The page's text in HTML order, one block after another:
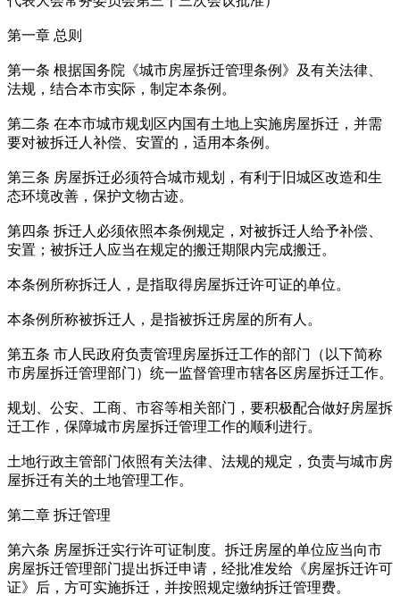
第一章 总则
第一条 根据国务院《城市房屋拆迁管理条例》及有关法律、
法规，结合本市实际，制定本条例。
第二条 在本市城市规划区内国有土地上实施房屋拆迁，并需
要对被拆迁人补偿、安置的，适用本条例。
第三条 房屋拆迁必须符合城市规划，有利于旧城区改造和生
态环境改善，保护文物古迹。
第四条 拆迁人必须依照本条例规定，对被拆迁人给予补偿、
安置；被拆迁人应当在规定的搬迁期限内完成搬迁。
本条例所称拆迁人，是指取得房屋拆迁许可证的单位。
本条例所称被拆迁人，是指被拆迁房屋的所有人。
第五条 市人民政府负责管理房屋拆迁工作的部门（以下简称
市房屋拆迁管理部门）统一监督管理市辖各区房屋拆迁工作。
规划、公安、工商、市容等相关部门，要积极配合做好房屋拆
迁工作，保障城市房屋拆迁管理工作的顺利进行。
土地行政主管部门依照有关法律、法规的规定，负责与城市房
屋拆迁有关的土地管理工作。
第二章 拆迁管理
第六条 房屋拆迁实行许可证制度。拆迁房屋的单位应当向市
房屋拆迁管理部门提出拆迁申请，经批准发给《房屋拆迁许可
证》后，方可实施拆迁，并按照规定缴纳拆迁管理费。